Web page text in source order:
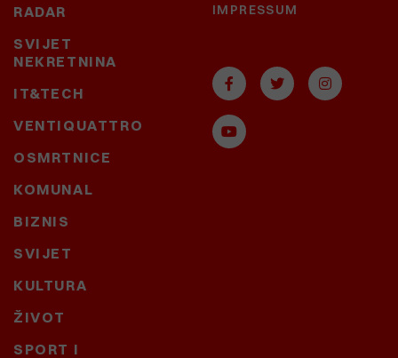
RADAR
SVIJET
NEKRETNINA
IT&TECH
VENTIQUATTRO
OSMRTNICE
KOMUNAL
BIZNIS
SVIJET
KULTURA
ŽIVOT
SPORT I
IMPRESSUM